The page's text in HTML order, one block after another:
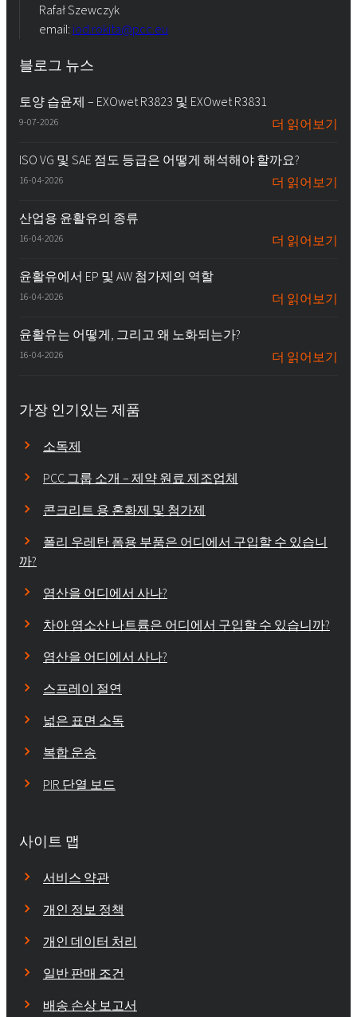
Rafał Szewczyk
email: iod.rokita@pcc.eu
블로그 뉴스
토양 습윤제 – EXOwet R3823 및 EXOwet R3831
9-07-2026 더 읽어보기
ISO VG 및 SAE 점도 등급은 어떻게 해석해야 할까요?
16-04-2026 더 읽어보기
산업용 윤활유의 종류
16-04-2026 더 읽어보기
윤활유에서 EP 및 AW 첨가제의 역할
16-04-2026 더 읽어보기
윤활유는 어떻게, 그리고 왜 노화되는가?
16-04-2026 더 읽어보기
가장 인기있는 제품
소독제
PCC 그룹 소개 – 제약 원료 제조업체
콘크리트 용 혼화제 및 첨가제
폴리 우레탄 폼용 부품은 어디에서 구입할 수 있습니
까?
염산을 어디에서 사나?
차아 염소산 나트륨은 어디에서 구입할 수 있습니까?
염산을 어디에서 사나?
스프레이 절연
넓은 표면 소독
복합 운송
PIR 단열 보드
사이트 맵
서비스 약관
개인 정보 정책
개인 데이터 처리
일반 판매 조건
배송 손상 보고서